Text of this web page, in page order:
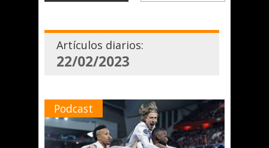
Artículos diarios:
22/02/2023
Podcast